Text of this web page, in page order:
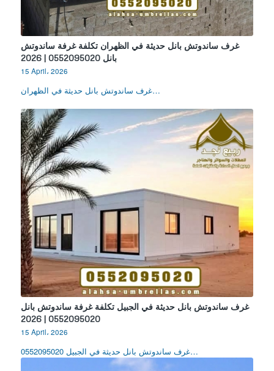
غرف ساندوتش بانل حديثة في الظهران تكلفة غرفة ساندوتش
بانل 0552095020 | 2026
15 April، 2026
غرف ساندوتش بانل حديثة في الظهران…
غرف ساندوتش بانل حديثة في الجبيل تكلفة غرفة ساندوتش بانل
0552095020 | 2026
15 April، 2026
غرف ساندوتش بانل حديثة في الجبيل 0552095020…